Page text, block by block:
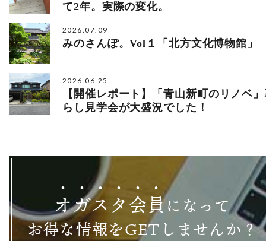
て2年。実際の変化。
2026.07.09
みのさんぽ。Vol１「北方文化博物館」
2026.06.25
【開催レポート】「青山新町のリノベ
らし見学会が大盛況でした！
オガス タ会員になって
お得な情報をGETしませんか？